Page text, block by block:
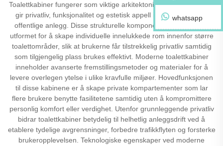
Toalettkabiner fungerer som viktige arkitektoniske elementer som
gir privatliv, funksjonalitet og estetisk appell i kommersielle og
offentlige anlegg. Disse strukturelle komponentene er spesielt
utformet for å skape individuelle innelukkede rom innenfor større
toalettområder, slik at brukerne får tilstrekkelig privatliv samtidig
som tilgjengelig plass brukes effektivt. Moderne toalettkabiner
inneholder avanserte fremstillingsmetoder og materialer for å
levere overlegen ytelse i ulike kravfulle miljøer. Hovedfunksjonen
til disse kabinene er å skape private kompartementer som lar
flere brukere benytte fasilitetene samtidig uten å kompromittere
personlig komfort eller verdighet. Utenfor grunnleggende privatliv
bidrar toalettkabiner betydelig til helhetlig anleggsdrift ved å
etablere tydelige avgrensninger, forbedre trafikkflyten og forsterke
brukeropplevelsen. Teknologiske egenskaper ved moderne
whatsapp